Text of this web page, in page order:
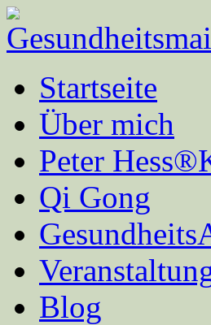
Startseite
Über mich
Peter
Qi Gong
Blog